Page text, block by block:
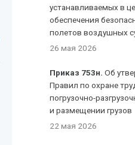
устанавливаемых в
обеспечения
полетов воздушных
26 мая 2026
Приказ 753н. Об
Правил по охране
погрузочно-
и размещении грузов
22 мая 2026